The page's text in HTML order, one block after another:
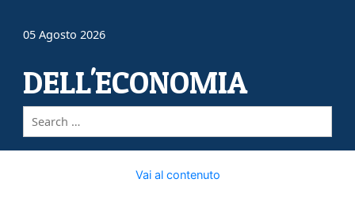
05 Agosto 2026
DELL'ECONOMIA
Vai al contenuto